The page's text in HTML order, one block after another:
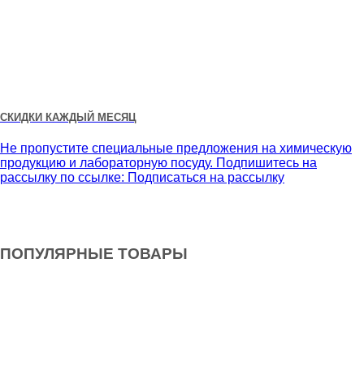
СКИДКИ КАЖДЫЙ МЕСЯЦ
Не пропустите специальные предложения на химическую
продукцию и лабораторную посуду. Подпишитесь на
рассылку по ссылке: Подписаться на рассылку
ПОПУЛЯРНЫЕ ТОВАРЫ